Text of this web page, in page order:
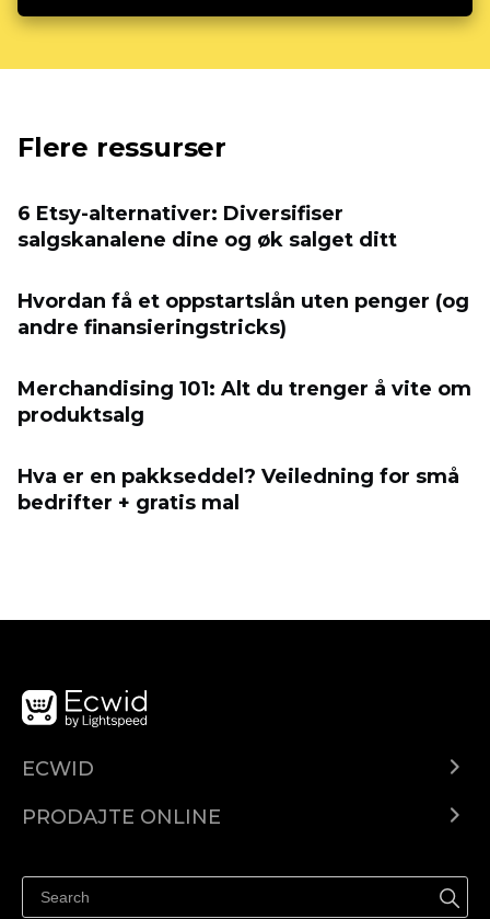
Flere ressurser
6 Etsy-alternativer: Diversifiser
salgskanalene dine og øk salget ditt
Hvordan få et oppstartslån uten penger (og
andre finansieringstricks)
Merchandising 101: Alt du trenger å vite om
produktsalg
Hva er en pakkseddel? Veiledning for små
bedrifter + gratis mal
ECWID
PRODAJTE ONLINE